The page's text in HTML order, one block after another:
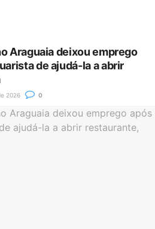
Araguaia deixou emprego
de ajudá-la a abrir
2026 0